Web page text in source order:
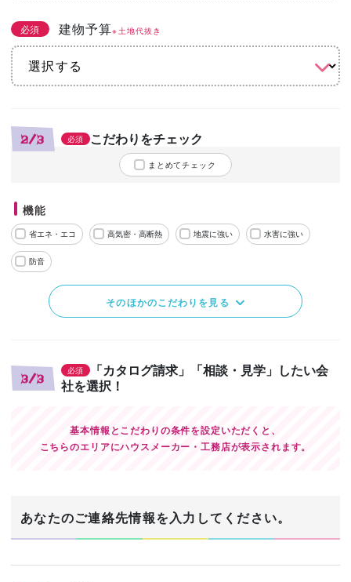
必須 建物予算※土地代抜き
2/3 必須 こだわりをチェック
まとめてチェック
機能
省エネ・エコ 高気密・高断熱 地震に強い 水害に強い
防音
そのほかのこだわりを見る
3/3
必須
「カタログ請求」「相談・見学」したい会
社を選択！
基本情報とこだわりの条件を設定いただくと、
こちらのエリアにハウスメーカー・工務店が表示されます。
あなたのご連絡先情報を入力してください。